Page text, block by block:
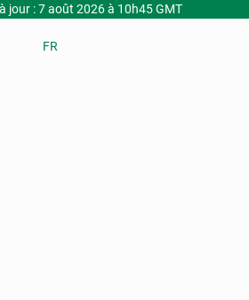
jour : 7 août 2026 à 10h45 GMT
FR